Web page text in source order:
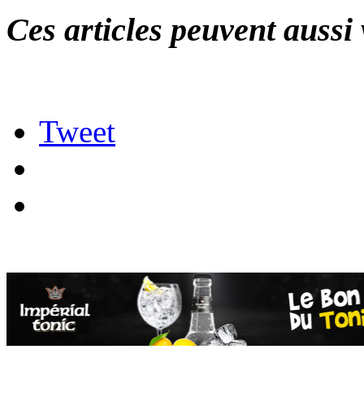
Ces articles peuvent
Tweet